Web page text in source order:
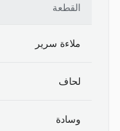
القطعة
ملاءة سرير
لحاف
وسادة